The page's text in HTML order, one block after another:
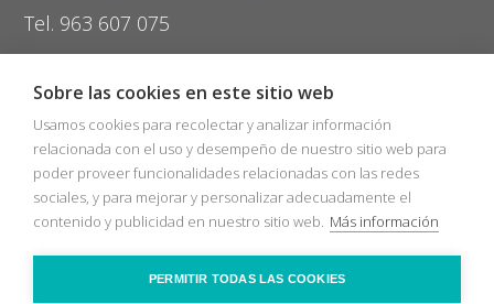
Tel. 963 607 075
Inicio Catálogos
Nuevos Socios
Sobre las cookies en este sitio web
Usamos cookies para recolectar y analizar información
relacionada con el uso y desempeño de nuestro sitio web para
poder proveer funcionalidades relacionadas con las redes
sociales, y para mejorar y personalizar adecuadamente el
contenido y publicidad en nuestro sitio web. Más información
PERMITIR TODAS LAS COOKIES